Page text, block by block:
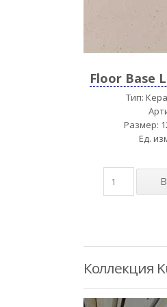
Floor Base
Тип:
Размер:
Ед.
Коллекция